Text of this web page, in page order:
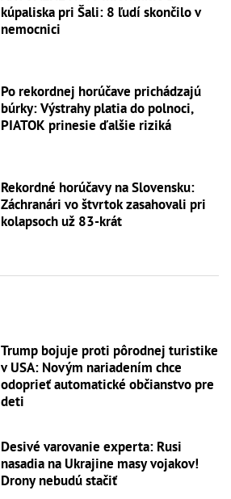
kúpaliska pri Šali: 8 ľudí skončilo v
nemocnici
Po rekordnej horúčave prichádzajú
búrky: Výstrahy platia do polnoci,
PIATOK prinesie ďalšie riziká
Rekordné horúčavy na Slovensku:
Záchranári vo štvrtok zasahovali pri
kolapsoch už 83-krát
Trump bojuje proti pôrodnej turistike
v USA: Novým nariadením chce
odoprieť automatické občianstvo pre
deti
Desivé varovanie experta: Rusi
nasadia na Ukrajine masy vojakov!
Drony nebudú stačiť